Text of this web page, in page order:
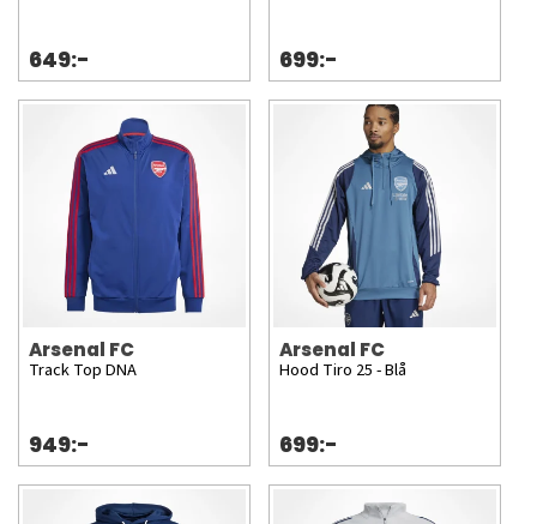
649:- 699:-
Arsenal FC
Track Top DNA
949:-
Arsenal FC
Hood Tiro 25 - Blå
699:-